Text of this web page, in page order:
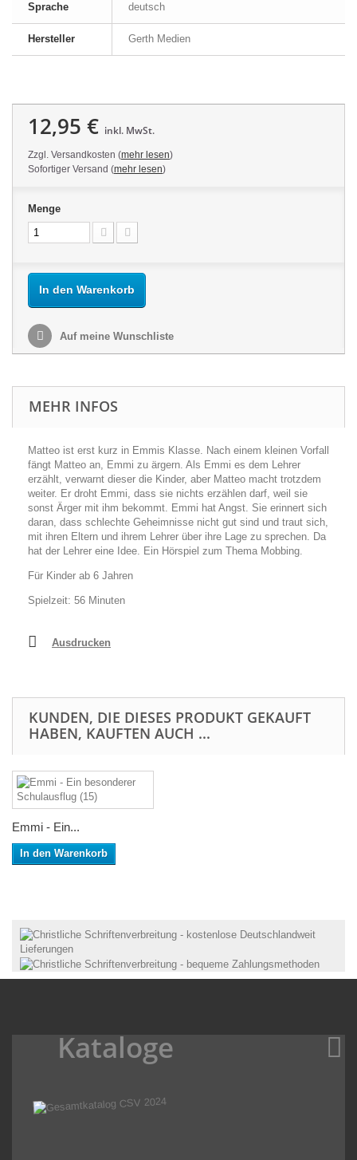
Sprache deutsch
Hersteller Gerth Medien
12,95 € inkl. MwSt.
Zzgl. Versandkosten (mehr lesen)
Sofortiger Versand (mehr lesen)
Menge
In den Warenkorb
Auf meine Wunschliste
MEHR INFOS
Matteo ist erst kurz in Emmis Klasse. Nach einem kleinen Vorfall
fängt Matteo an, Emmi zu ärgern. Als Emmi es dem Lehrer
erzählt, verwarnt dieser die Kinder, aber Matteo macht trotzdem
weiter. Er droht Emmi, dass sie nichts erzählen darf, weil sie
sonst Ärger mit ihm bekommt. Emmi hat Angst. Sie erinnert sich
daran, dass schlechte Geheimnisse nicht gut sind und traut sich,
mit ihren Eltern und ihrem Lehrer über ihre Lage zu sprechen. Da
hat der Lehrer eine Idee. Ein Hörspiel zum Thema Mobbing.
Für Kinder ab 6 Jahren
Spielzeit: 56 Minuten
Ausdrucken
KUNDEN, DIE DIESES PRODUKT GEKAUFT
HABEN, KAUFTEN AUCH ...
Emmi - Ein...
In den Warenkorb
Kataloge